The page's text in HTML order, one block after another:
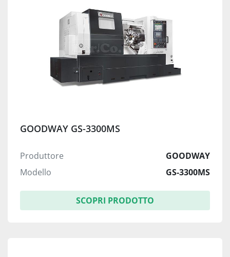
GOODWAY GS-3300MS
Produttore
GOODWAY
Modello
GS-3300MS
SCOPRI PRODOTTO